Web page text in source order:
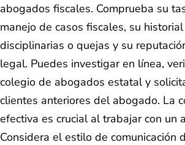
abogados fiscales. Comprueba su
manejo de casos fiscales, su
disciplinarias o quejas y su
legal. Puedes investigar en línea,
colegio de abogados estatal y
clientes anteriores del abogado. La
efectiva es crucial al trabajar con un
Considera el estilo de comunicación